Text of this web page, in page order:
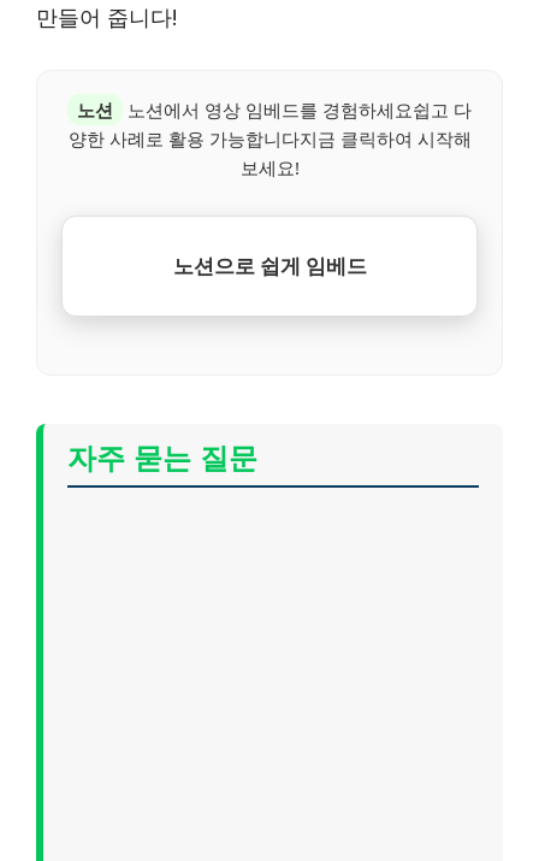
만들어 줍니다!
노션
노션에서 영상 임베드를 경험하세요쉽고 다
양한 사례로 활용 가능합니다지금 클릭하여 시작해
보세요!
노션으로 쉽게 임베드
자주 묻는 질문